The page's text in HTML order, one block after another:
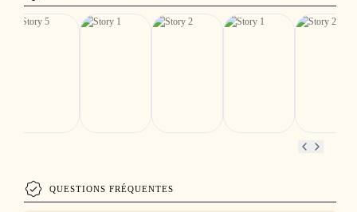
QUESTIONS FRÉQUENTES